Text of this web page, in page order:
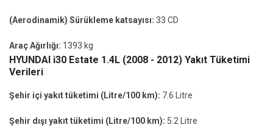
(Aerodinamik) Sürükleme katsayısı: 33 CD
Araç Ağırlığı: 1393 kg
HYUNDAI i30 Estate 1.4L (2008 - 2012) Yakıt Tüketimi
Verileri
Şehir içi yakıt tüketimi (Litre/100 km): 7.6 Litre
Şehir dışı yakıt tüketimi (Litre/100 km): 5.2 Litre